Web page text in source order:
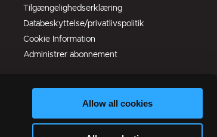
Allow all cookies
Tilgængelighedserklæring
Databeskyttelse/privatlivspolitik
Cookie Information
Administrer abonnement